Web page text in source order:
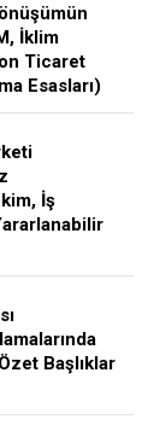
İklim
Ticaret
Esasları)
İş
Başlıklar